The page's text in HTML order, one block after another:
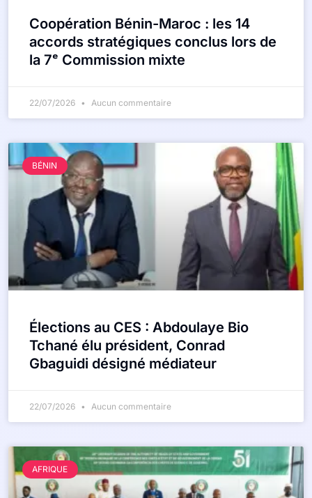
Coopération Bénin-Maroc : les 14
accords stratégiques conclus lors de
la 7ᵉ Commission mixte
22/07/2026 Aucun commentaire
BÉNIN
Élections au CES : Abdoulaye Bio
Tchané élu président, Conrad
Gbaguidi désigné médiateur
22/07/2026 Aucun commentaire
AFRIQUE